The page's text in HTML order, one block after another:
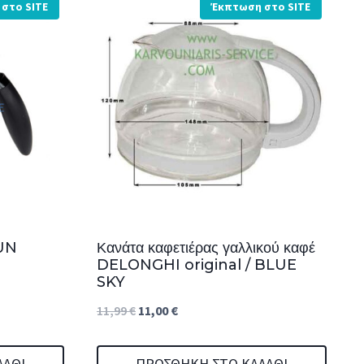
SITE Έκπτωση στο SITE
Κανάτα καφετιέρας γαλλικού καφέ
DELONGHI original / BLUE
SKY
11,99€ Original
11,00€Η